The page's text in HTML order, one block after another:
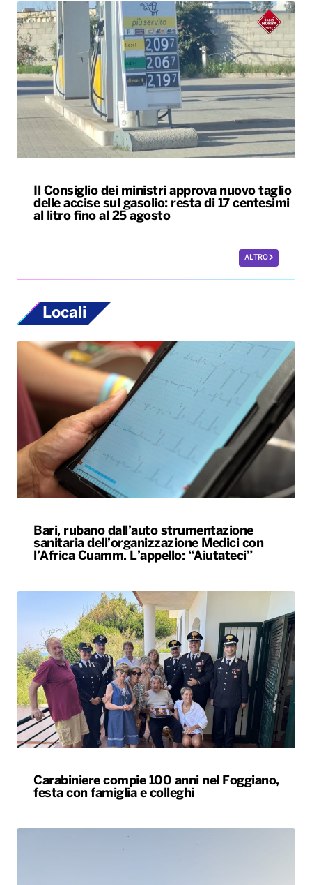
Il Consiglio dei ministri approva nuovo taglio
delle accise sul gasolio: resta di 17 centesimi
al litro fino al 25 agosto
ALTRO
Locali
Bari, rubano dall’auto strumentazione
sanitaria dell’organizzazione Medici con
l’Africa Cuamm. L’appello: “Aiutateci”
Carabiniere compie 100 anni nel Foggiano,
festa con famiglia e colleghi